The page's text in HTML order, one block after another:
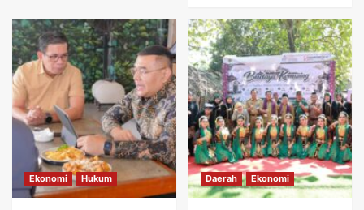
Ekonomi Hukum Daerah Ekonomi